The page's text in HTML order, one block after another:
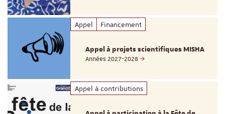
Appel Financement
Appel à projets scientifiques MISHA
Années 2027-2028
Appel à contributions